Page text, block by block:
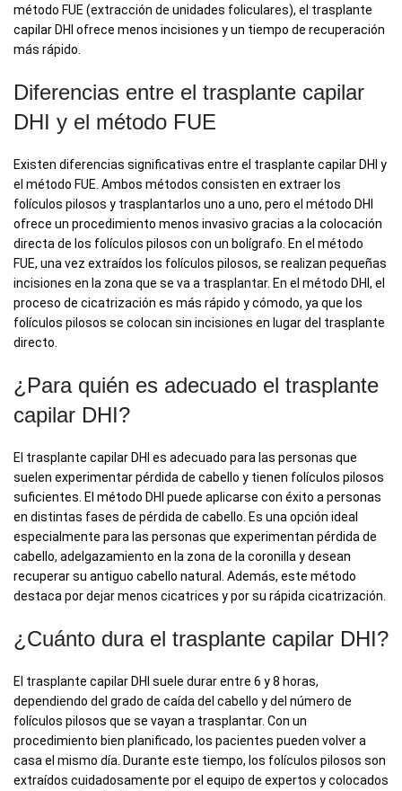
método FUE (extracción de unidades foliculares), el trasplante
capilar DHI ofrece menos incisiones y un tiempo de recuperación
más rápido.
Diferencias entre el trasplante capilar
DHI y el método FUE
Existen diferencias significativas entre el trasplante capilar DHI y
el método FUE. Ambos métodos consisten en extraer los
folículos pilosos y trasplantarlos uno a uno, pero el método DHI
ofrece un procedimiento menos invasivo gracias a la colocación
directa de los folículos pilosos con un bolígrafo. En el método
FUE, una vez extraídos los folículos pilosos, se realizan pequeñas
incisiones en la zona que se va a trasplantar. En el método DHI, el
proceso de cicatrización es más rápido y cómodo, ya que los
folículos pilosos se colocan sin incisiones en lugar del trasplante
directo.
¿Para quién es adecuado el trasplante
capilar DHI?
El trasplante capilar DHI es adecuado para las personas que
suelen experimentar pérdida de cabello y tienen folículos pilosos
suficientes. El método DHI puede aplicarse con éxito a personas
en distintas fases de pérdida de cabello. Es una opción ideal
especialmente para las personas que experimentan pérdida de
cabello, adelgazamiento en la zona de la coronilla y desean
recuperar su antiguo cabello natural. Además, este método
destaca por dejar menos cicatrices y por su rápida cicatrización.
¿Cuánto dura el trasplante capilar DHI?
El trasplante capilar DHI suele durar entre 6 y 8 horas,
dependiendo del grado de caída del cabello y del número de
folículos pilosos que se vayan a trasplantar. Con un
procedimiento bien planificado, los pacientes pueden volver a
casa el mismo día. Durante este tiempo, los folículos pilosos son
extraídos cuidadosamente por el equipo de expertos y colocados